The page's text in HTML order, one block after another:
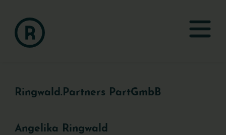
Ringwald.Partners PartGmbB
Angelika Ringwald